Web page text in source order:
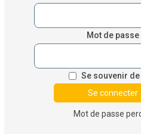
Mot de passe
Se souvenir
Mot de passe